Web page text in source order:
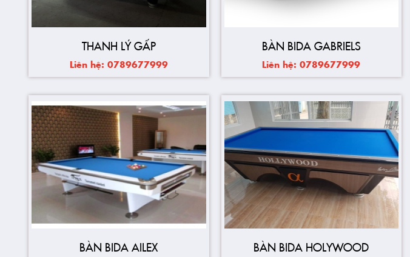
THANH LÝ GẤP
Liên hệ: 0789677999
BÀN BIDA GABRIELS
Liên hệ: 0789677999
BÀN BIDA AILEX BÀN BIDA HOLYWOOD